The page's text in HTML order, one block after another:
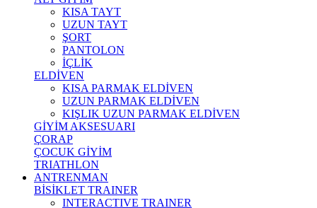
KISA TAYT
UZUN TAYT
ŞORT
PANTOLON
İÇLİK
ELDİVEN
KISA PARMAK ELDİVEN
UZUN PARMAK ELDİVEN
KIŞLIK UZUN PARMAK ELDİVEN
GİYİM AKSESUARI
ÇORAP
ÇOCUK GİYİM
TRIATHLON
ANTRENMAN
BİSİKLET TRAINER
INTERACTIVE TRAINER